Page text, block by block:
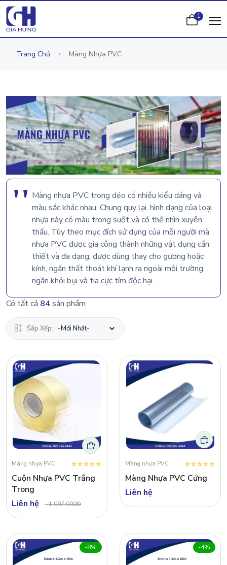
1
Trang Chủ Màng Nhựa PVC
Màng nhựa PVC trong dẻo có nhiều kiểu dáng và
màu sắc khác nhau. Chung quy lại, hình dạng của loại
nhựa này có màu trong suốt và có thể nhìn xuyên
thấu. Tùy theo mục đích sử dụng của mỗi người mà
nhựa PVC được gia công thành những vật dụng cần
thiết và đa dạng, được dùng thay cho gương hoặc
kính, ngăn thất thoát khí lạnh ra ngoài môi trường,
ngăn khói bụi và tia cực tím độc hại…
Có tất cả 84sản phẩm
Sắp Xếp:
Màng nhựa PVC
Cuộn Nhựa PVC Trắng
Trong
Liên hệ
-1.087.000Đ
Màng nhựa PVC
Màng Nhựa PVC Cứng
Liên hệ
-8% -4%